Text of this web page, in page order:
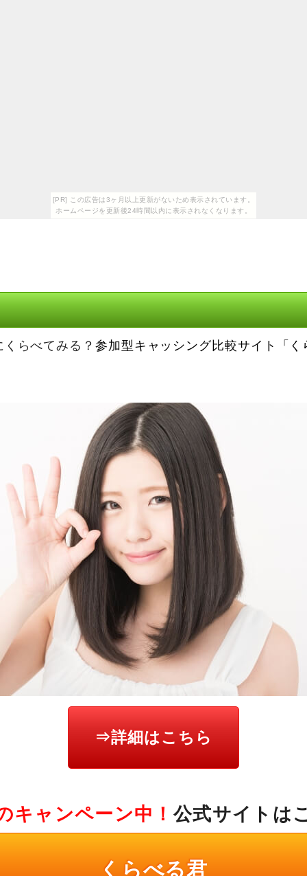
[PR] この広告は3ヶ月以上更新がないため表示されています。
ホームページを更新後24時間以内に表示されなくなります。
らべてみる？ 参加型キャッシング比較サイト「く
⇒詳細はこちら
キャンペーン中！ 公式サイトは
くらべる君